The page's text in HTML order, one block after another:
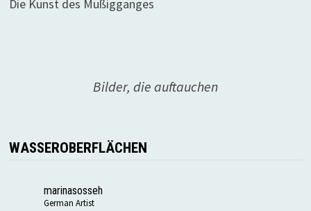
Die Kunst des Müßigganges
Bilder, die auftauchen
WASSEROBERFLÄCHEN
marinasosseh
German Artist